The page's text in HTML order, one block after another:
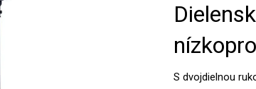
S dvojdielnou